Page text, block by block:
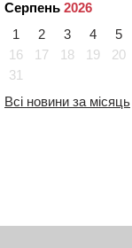
Серпень 2026
1
2 3 4 5
16
17 18 19 20
31
Всі новини за місяць